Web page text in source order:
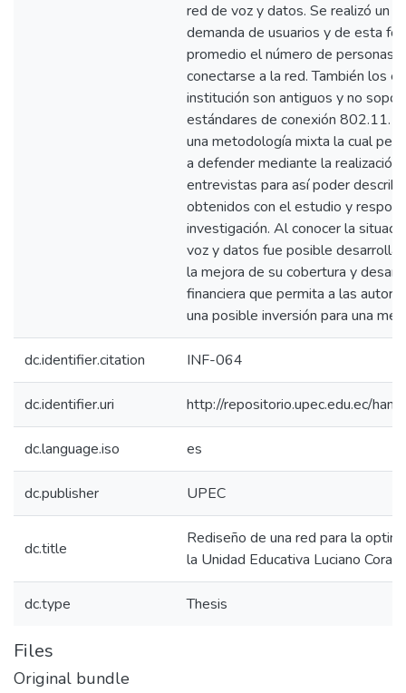
red de voz y datos. Se realizó un
demanda de usuarios y de esta
promedio el número de personas
conectarse a la red. También los
institución son antiguos y no
estándares de conexión 802.11.
una metodología mixta la cual
a defender mediante la
entrevistas para así poder
obtenidos con el estudio y
investigación. Al conocer la
voz y datos fue posible
la mejora de su cobertura y
financiera que permita a las
una posible inversión para una
dc.identifier.citation INF-064
dc.identifier.uri http://repositorio.upec.edu.ec/
dc.language.iso es
dc.publisher UPEC
dc.title
Rediseño de una red para la
la Unidad Educativa Luciano Coral
dc.type Thesis
Files
Original bundle